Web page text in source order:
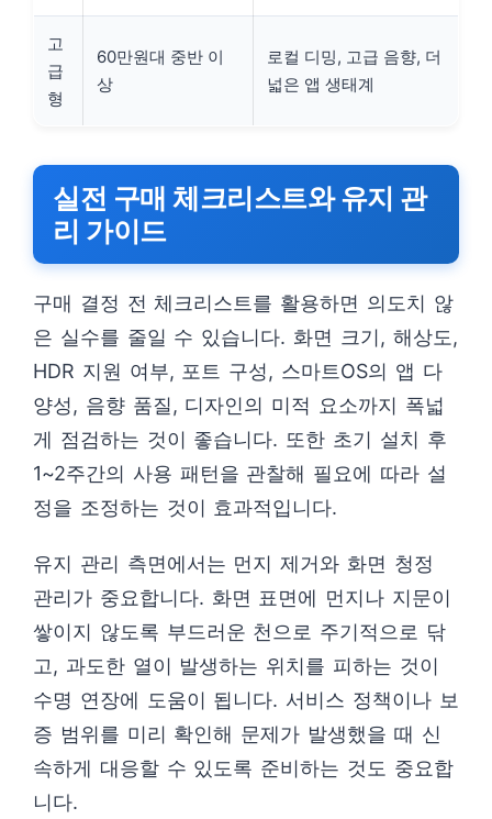
고
급
형
60만원대 중반 이
상
로컬 디밍, 고급 음향, 더
넓은 앱 생태계
실전 구매 체크리스트와 유지 관
리 가이드
구매 결정 전 체크리스트를 활용하면 의도치 않
은 실수를 줄일 수 있습니다. 화면 크기, 해상도,
HDR 지원 여부, 포트 구성, 스마트OS의 앱 다
양성, 음향 품질, 디자인의 미적 요소까지 폭넓
게 점검하는 것이 좋습니다. 또한 초기 설치 후
1~2주간의 사용 패턴을 관찰해 필요에 따라 설
정을 조정하는 것이 효과적입니다.
유지 관리 측면에서는 먼지 제거와 화면 청정
관리가 중요합니다. 화면 표면에 먼지나 지문이
쌓이지 않도록 부드러운 천으로 주기적으로 닦
고, 과도한 열이 발생하는 위치를 피하는 것이
수명 연장에 도움이 됩니다. 서비스 정책이나 보
증 범위를 미리 확인해 문제가 발생했을 때 신
속하게 대응할 수 있도록 준비하는 것도 중요합
니다.